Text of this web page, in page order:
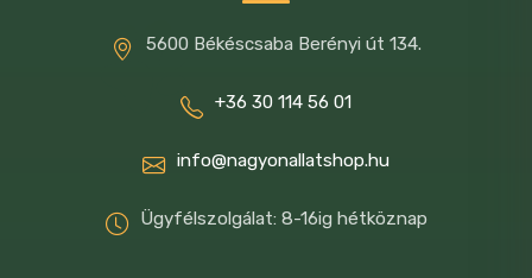
5600 Békéscsaba Berényi út 134.
+36 30 114 56 01
info@nagyonallatshop.hu
Ügyfélszolgálat: 8-16ig hétköznap